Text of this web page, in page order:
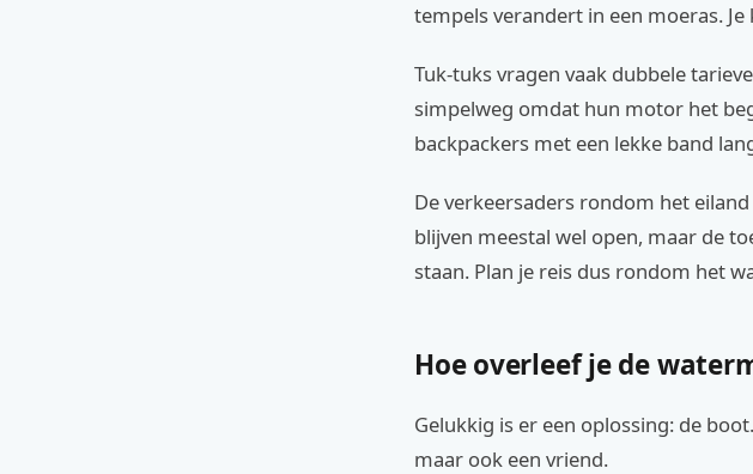
tempels verandert in een moeras.
Tuk-tuks vragen vaak dubbele
simpelweg omdat hun motor het
backpackers met een lekke band
De verkeersaders rondom het
blijven meestal wel open, maar de
staan. Plan je reis dus rondom het
Hoe overleef je de
Gelukkig is er een oplossing: de
maar ook een vriend.